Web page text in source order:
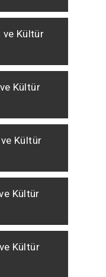
ve Kültür
Kültür
Kültür
Kültür
Kültür